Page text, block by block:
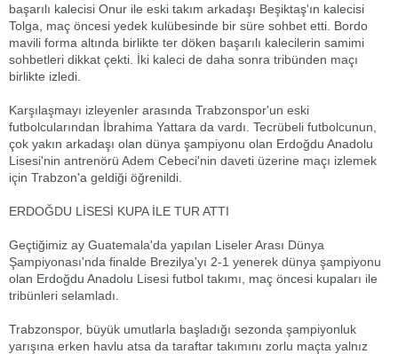
başarılı kalecisi Onur ile eski takım arkadaşı Beşiktaş'ın kalecisi
Tolga, maç öncesi yedek kulübesinde bir süre sohbet etti. Bordo
mavili forma altında birlikte ter döken başarılı kalecilerin samimi
sohbetleri dikkat çekti. İki kaleci de daha sonra tribünden maçı
birlikte izledi.
Karşılaşmayı izleyenler arasında Trabzonspor'un eski
futbolcularından İbrahima Yattara da vardı. Tecrübeli futbolcunun,
çok yakın arkadaşı olan dünya şampiyonu olan Erdoğdu Anadolu
Lisesi'nin antrenörü Adem Cebeci'nin daveti üzerine maçı izlemek
için Trabzon'a geldiği öğrenildi.
ERDOĞDU LİSESİ KUPA İLE TUR ATTI
Geçtiğimiz ay Guatemala'da yapılan Liseler Arası Dünya
Şampiyonası'nda finalde Brezilya'yı 2-1 yenerek dünya şampiyonu
olan Erdoğdu Anadolu Lisesi futbol takımı, maç öncesi kupaları ile
tribünleri selamladı.
Trabzonspor, büyük umutlarla başladığı sezonda şampiyonluk
yarışına erken havlu atsa da taraftar takımını zorlu maçta yalnız